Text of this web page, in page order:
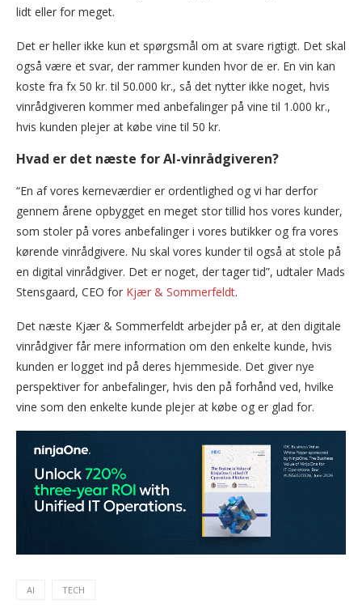
lidt eller for meget.
Det er heller ikke kun et spørgsmål om at svare rigtigt. Det skal
også være et svar, der rammer kunden hvor de er. En vin kan
koste fra fx 50 kr. til 50.000 kr., så det nytter ikke noget, hvis
vinrådgiveren kommer med anbefalinger på vine til 1.000 kr.,
hvis kunden plejer at købe vine til 50 kr.
Hvad er det næste for AI-vinrådgiveren?
“En af vores kerneværdier er ordentlighed og vi har derfor
gennem årene opbygget en meget stor tillid hos vores kunder,
som stoler på vores anbefalinger i vores butikker og fra vores
kørende vinrådgivere. Nu skal vores kunder til også at stole på
en digital vinrådgiver. Det er noget, der tager tid”, udtaler Mads
Stensgaard, CEO for Kjær & Sommerfeldt.
Det næste Kjær & Sommerfeldt arbejder på er, at den digitale
vinrådgiver får mere information om den enkelte kunde, hvis
kunden er logget ind på deres hjemmeside. Det giver nye
perspektiver for anbefalinger, hvis den på forhånd ved, hvilke
vine som den enkelte kunde plejer at købe og er glad for.
AI TECH